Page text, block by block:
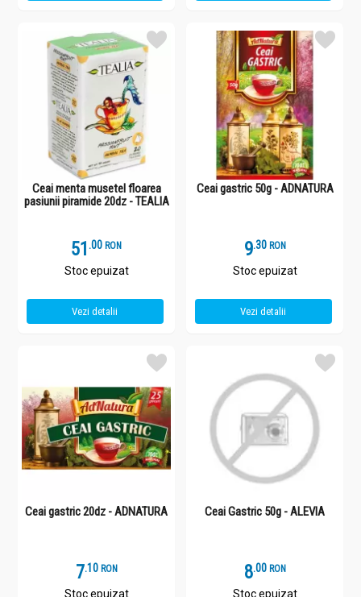
Ceai menta musetel floarea
pasiunii piramide 20dz - TEALIA
51 .0 RON
Stoc epuizat
Vezi detalii
Ceai gastric 50g - ADNATURA
9.3 RON
Stoc epuizat
Vezi detalii
Ceai gastric 20dz - ADNATURA
7.1 RON
Stoc epuizat
Ceai Gastric 50g - ALEVIA
8.0 RON
Stoc epuizat